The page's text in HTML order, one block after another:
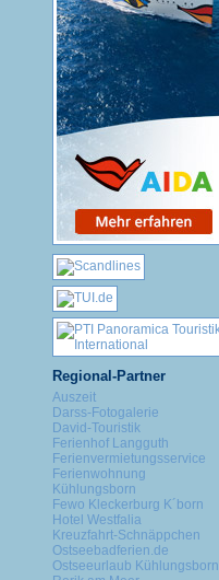
Regional-Partner
Auszeit
Darss-Fotogalerie
David-Touristik
Ferienhof Langguth
Ferienvermietungsservice
Ferienwohnung
Kühlungsborn
Fewo Kleckerburg K´born
Hotel Westfalia
Kreuzfahrt-Schnäppchen
Ostseebadferien.de
Ostseeurlaub Kühlungsborn